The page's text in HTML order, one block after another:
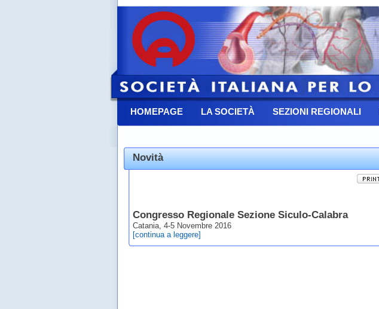
HOMEPAGE LA SOCIETÀ SEZIONI REGIONALI
Novità
Congresso Regionale Sezione Siculo-Calabra
Catania, 4-5 Novembre 2016
[continua a leggere]